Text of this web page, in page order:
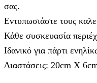
σας.
Εντυπωσιάστε τους
Κάθε συσκευασία
Ιδανικό για πάρτι
Διαστάσεις: 20cm X